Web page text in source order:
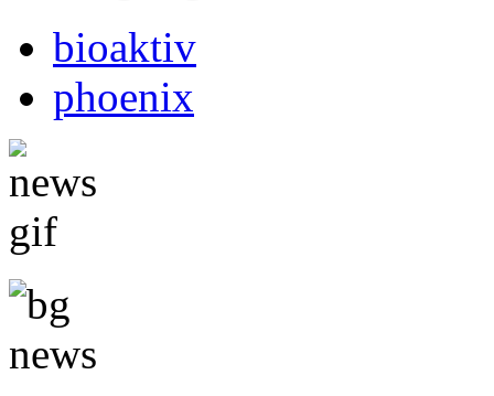
bioaktiv
phoenix